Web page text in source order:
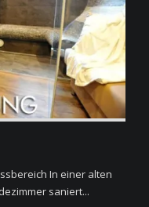
In einer alten
saniert...